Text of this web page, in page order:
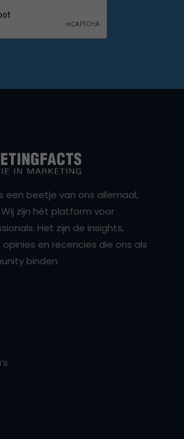
een beetje van ons allemaal,
zijn hét platform voor
Het zijn de insights,
en recencies die ons als
binden.